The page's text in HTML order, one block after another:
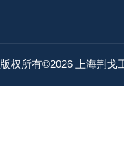
版权所有©2026 上海荆